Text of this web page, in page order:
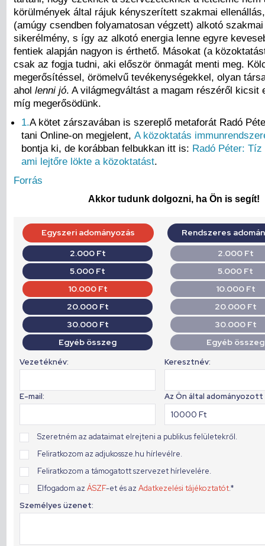
körülmények által rájuk kényszerített szakmai
(amúgy csendben folyamatosan végzett) alkotó
sikerélmény, s így az alkotó energia lenne egyre
fentiek alapján nagyon is érthető. Másokat (a
csak az fogja tudni, aki először önmagát menti meg.
megerősítéssel, örömelvű tevékenységekkel, olyan
ahol lenni jó. A világmegváltást a magam részéről kicsit
míg megerősödünk.
1.A kötet zárszavában is szereplő metaforát Radó
tani Online-on megjelent, A közoktatás
bontja ki, de korábban felbukkan itt is: Radó Péter:
ami lejtőre lökte a közoktatást.
Forrás
Akkor tudunk dolgozni, ha Ön is segít!